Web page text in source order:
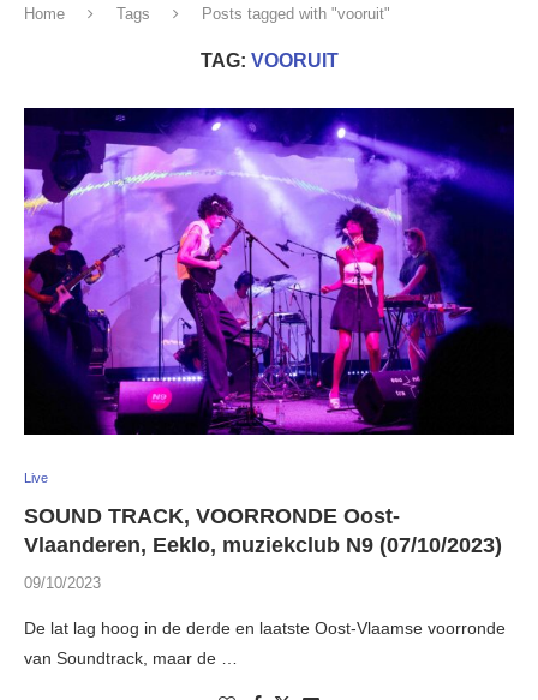
Home Tags Posts tagged with "vooruit"
TAG: VOORUIT
Live
SOUND TRACK, VOORRONDE Oost-
Vlaanderen, Eeklo, muziekclub N9 (07/10/2023)
09/10/2023
De lat lag hoog in de derde en laatste Oost-Vlaamse voorronde
van Soundtrack, maar de …